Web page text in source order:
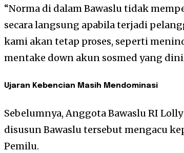
“Norma di dalam Bawaslu tidak
secara langsung apabila terjadi
kami akan tetap proses, seperti
mentake down akun sosmed yang
Ujaran Kebencian Masih Mendominasi
Sebelumnya, Anggota Bawaslu RI
disusun Bawaslu tersebut mengacu
Pemilu.